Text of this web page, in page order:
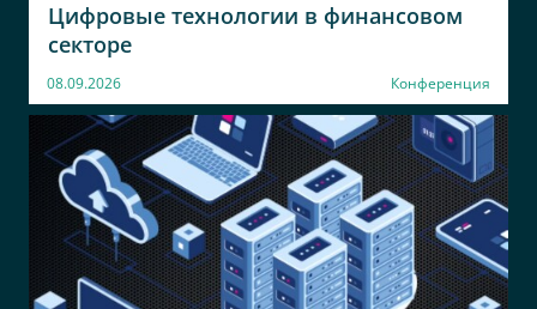
АО НПОДАР
Начальник отдела
ООО ДРАЙВ КЛИК
Управляющий директор
АО Газпром-Медиа
Холдинг
Руководитель проектного
Научный центр
правовой
информации при
Минюсте России
Зам начальника
Управления эксплуатации
информационных систем и
Цифровые технологии в финансовом
секторе
08.09.2026 Конференция